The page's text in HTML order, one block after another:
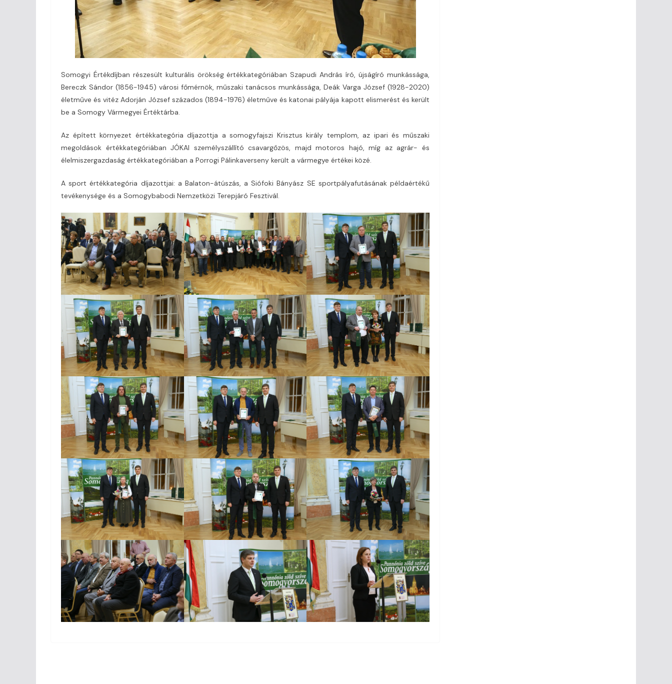
Somogyi Értékdíjban részesült kulturális örökség értékkategóriában Szapudi András író, újságíró munkássága,
Bereczk Sándor (1856-1945) városi főmérnök, műszaki tanácsos munkássága, Deák Varga József (1928-2020)
életműve és vitéz Adorján József százados (1894-1976) életműve és katonai pályája kapott elismerést és került
be a Somogy Vármegyei Értéktárba.
Az épített környezet értékkategória díjazottja a somogyfajszi Krisztus király templom, az ipari és műszaki
megoldások értékkategóriában JÓKAI személyszállító csavargőzös, majd motoros hajó, míg az agrár- és
élelmiszergazdaság értékkategóriában a Porrogi Pálinkaverseny került a vármegye értékei közé.
A sport értékkategória díjazottjai: a Balaton-átúszás, a Siófoki Bányász SE sportpályafutásának példaértékű
tevékenysége és a Somogybabodi Nemzetközi Terepjáró Fesztivál.